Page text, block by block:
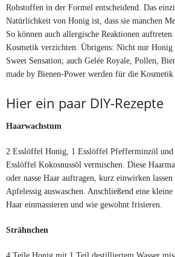
Rohstoffen in der Formel entscheidend. Das
Natürlichkeit von Honig ist, dass sie manchen
So können auch allergische Reaktionen
Kosmetik verzichten. Übrigens: Nicht nur
Sweet Sensation; auch Gelée Royale, Pollen,
made by Bienen-Power werden für die Kosmetik
Hier ein paar DIY-Rezepte
Haarwachstum
2 Esslöffel Honig, 1 Esslöffel Pfefferminzöl und
Esslöffel Kokosnussöl vermischen. Diese
oder nasse Haar auftragen, kurz einwirken
Apfelessig auswaschen. Anschließend eine
Haar einmassieren und wie gewohnt frisieren.
Strähnchen
4 Teile Honig mit 1 Teil destilliertem Wasser